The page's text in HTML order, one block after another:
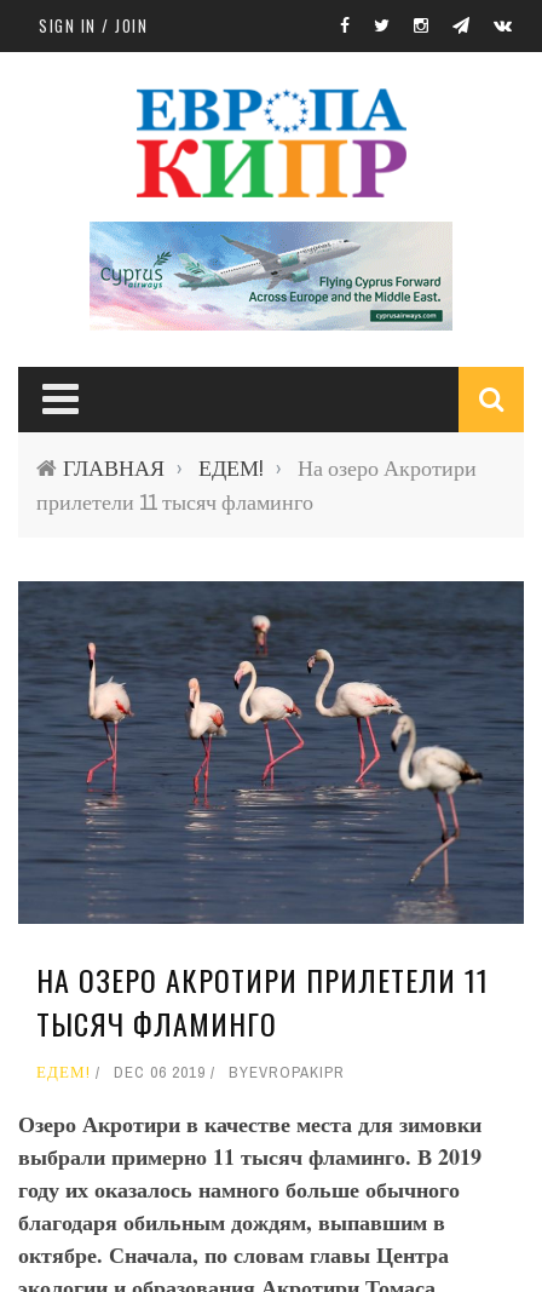
Skip to main content
SIGN IN / JOIN
ГЛАВНАЯ › ЕДЕМ! ›
На озеро Акротири
прилетели 11 тысяч фламинго
НА ОЗЕРО АКРОТИРИ ПРИЛЕТЕЛИ 11
ТЫСЯЧ ФЛАМИНГО
ЕДЕМ! DEC 06 2019 BYEVROPAKIPR
Озеро Акротири в качестве места для зимовки
выбрали примерно 11 тысяч фламинго. В 2019
году их оказалось намного больше обычного
благодаря обильным дождям, выпавшим в
октябре. Сначала, по словам главы Центра